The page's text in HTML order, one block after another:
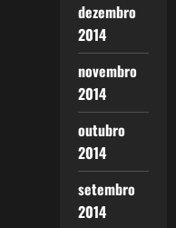
dezembro
2014
novembro
2014
outubro
2014
setembro
2014